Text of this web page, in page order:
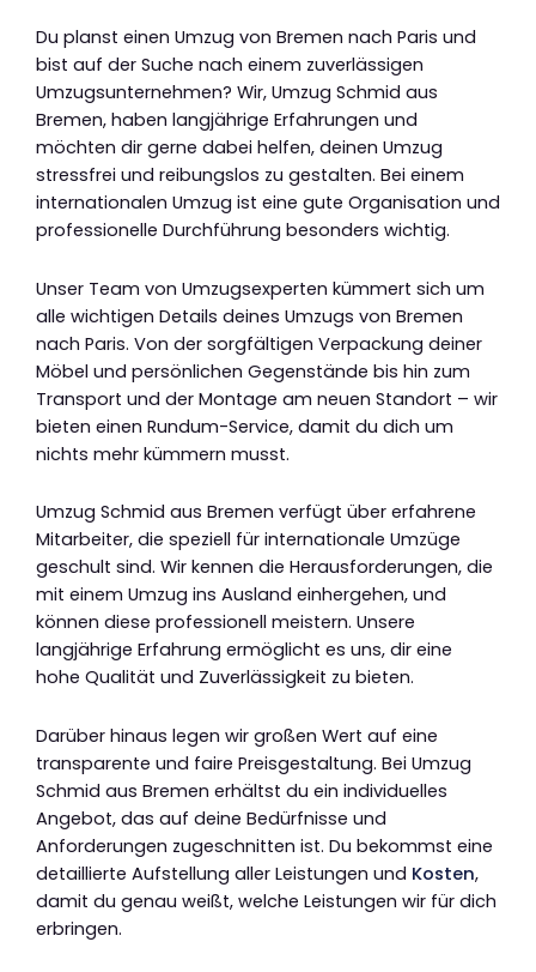
Du planst einen Umzug von Bremen nach Paris und
bist auf der Suche nach einem zuverlässigen
Umzugsunternehmen? Wir, Umzug Schmid aus
Bremen, haben langjährige Erfahrungen und
möchten dir gerne dabei helfen, deinen Umzug
stressfrei und reibungslos zu gestalten. Bei einem
internationalen Umzug ist eine gute Organisation und
professionelle Durchführung besonders wichtig.
Unser Team von Umzugsexperten kümmert sich um
alle wichtigen Details deines Umzugs von Bremen
nach Paris. Von der sorgfältigen Verpackung deiner
Möbel und persönlichen Gegenstände bis hin zum
Transport und der Montage am neuen Standort – wir
bieten einen Rundum-Service, damit du dich um
nichts mehr kümmern musst.
Umzug Schmid aus Bremen verfügt über erfahrene
Mitarbeiter, die speziell für internationale Umzüge
geschult sind. Wir kennen die Herausforderungen, die
mit einem Umzug ins Ausland einhergehen, und
können diese professionell meistern. Unsere
langjährige Erfahrung ermöglicht es uns, dir eine
hohe Qualität und Zuverlässigkeit zu bieten.
Darüber hinaus legen wir großen Wert auf eine
transparente und faire Preisgestaltung. Bei Umzug
Schmid aus Bremen erhältst du ein individuelles
Angebot, das auf deine Bedürfnisse und
Anforderungen zugeschnitten ist. Du bekommst eine
detaillierte Aufstellung aller Leistungen und Kosten,
damit du genau weißt, welche Leistungen wir für dich
erbringen.